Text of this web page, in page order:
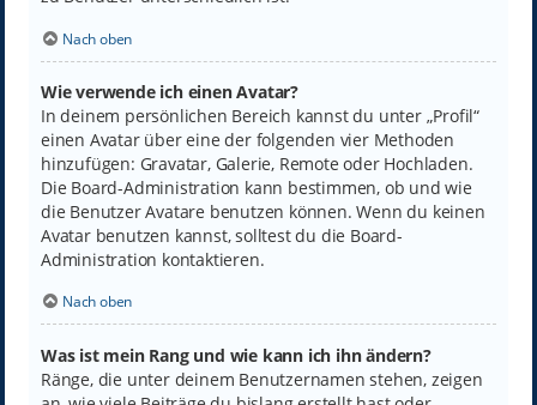
Nach oben
Wie verwende ich einen Avatar?
In deinem persönlichen Bereich kannst du unter „Profil“
einen Avatar über eine der folgenden vier Methoden
hinzufügen: Gravatar, Galerie, Remote oder Hochladen.
Die Board-Administration kann bestimmen, ob und wie
die Benutzer Avatare benutzen können. Wenn du keinen
Avatar benutzen kannst, solltest du die Board-
Administration kontaktieren.
Nach oben
Was ist mein Rang und wie kann ich ihn ändern?
Ränge, die unter deinem Benutzernamen stehen, zeigen